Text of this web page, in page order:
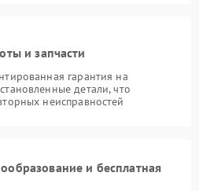
и запчасти
гарантия на
детали, что
неисправностей
и бесплатная